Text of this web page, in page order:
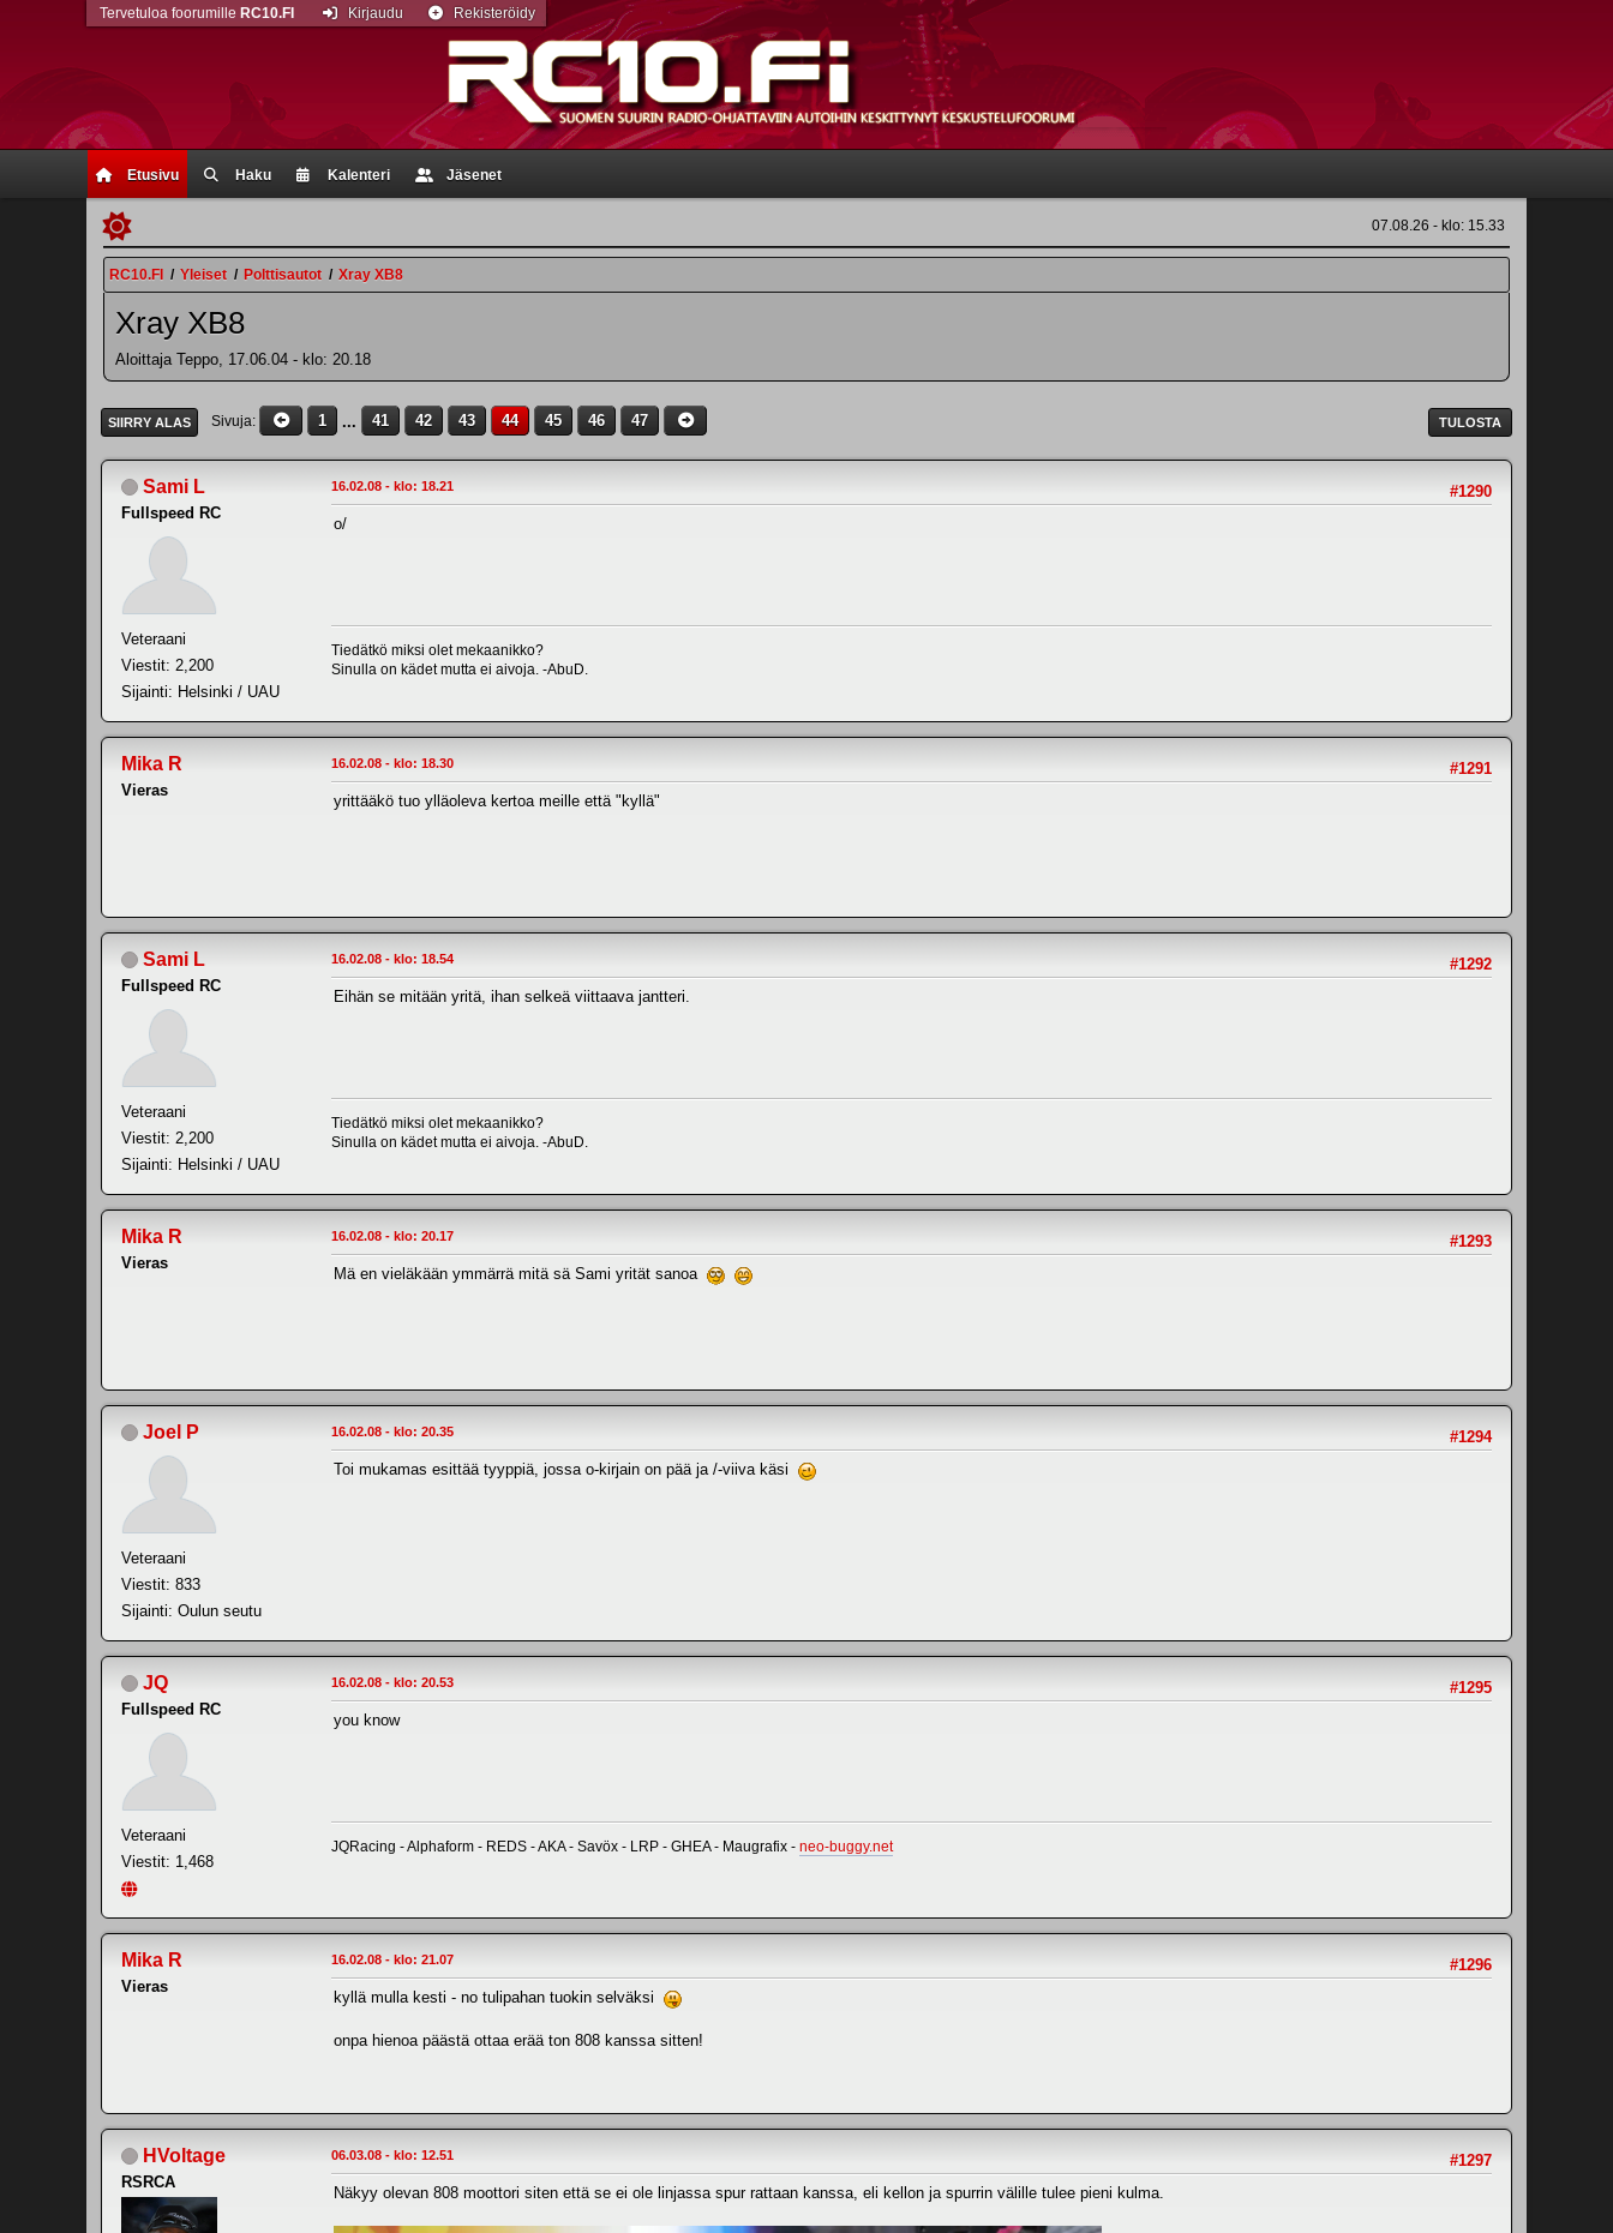
Etusivu Haku Kalenteri Jäsenet
Tervetuloa foorumille RC10.FI Kirjaudu Rekisteröidy
07.08.26 - klo: 15.33
RC10.FI / Yleiset / Polttisautot / Xray XB8
Xray XB8
Aloittaja Teppo, 17.06.04 - klo: 20.18
TULOSTA
SIIRRY ALAS Sivuja 1 ... 41 42 43 44 45 46 47
Sami L
Fullspeed RC
Veteraani
Viestit: 2,200
Sijainti: Helsinki / UAU
#1290
16.02.08 - klo: 18.21
o/
Tiedätkö miksi olet mekaanikko?
Sinulla on kädet mutta ei aivoja. -AbuD.
Mika R
Vieras
#1291
16.02.08 - klo: 18.30
yrittääkö tuo ylläoleva kertoa meille että "kyllä"
Sami L
Fullspeed RC
Veteraani
Viestit: 2,200
Sijainti: Helsinki / UAU
#1292
16.02.08 - klo: 18.54
Eihän se mitään yritä, ihan selkeä viittaava jantteri.
Tiedätkö miksi olet mekaanikko?
Sinulla on kädet mutta ei aivoja. -AbuD.
Mika R
Vieras
#1293
16.02.08 - klo: 20.17
Mä en vieläkään ymmärrä mitä sä Sami yrität sanoa
Joel P
Veteraani
Viestit: 833
Sijainti: Oulun seutu
#1294
16.02.08 - klo: 20.35
Toi mukamas esittää tyyppiä, jossa o-kirjain on pää ja /-viiva käsi
JQ
Fullspeed RC
Veteraani
Viestit: 1,468
#1295
16.02.08 - klo: 20.53
you know
JQRacing - Alphaform - REDS - AKA - Savöx - LRP - GHEA - Maugrafix - neo-buggy.net
Mika R
Vieras
#1296
16.02.08 - klo: 21.07
kyllä mulla kesti - no tulipahan tuokin selväksi
onpa hienoa päästä ottaa erää ton 808 kanssa sitten!
HVoltage
RSRCA
#1297
06.03.08 - klo: 12.51
Näkyy olevan 808 moottori siten että se ei ole linjassa spur rattaan kanssa, eli kellon ja spurrin välille tulee pieni kulma.